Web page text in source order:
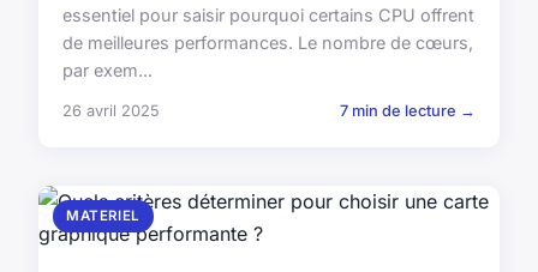
essentiel pour saisir pourquoi certains CPU offrent
de meilleures performances. Le nombre de cœurs,
par exem...
26 avril 2025 7 min de lecture →
MATERIEL